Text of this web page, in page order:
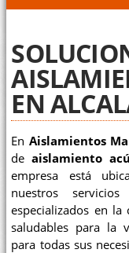
EN
En Aislamientos
deaislamiento
empresa está
nuestros
especializados en la
saludables para la
para todas sus